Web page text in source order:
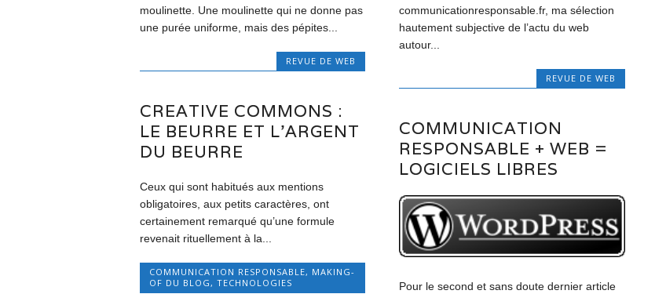
moulinette. Une moulinette qui ne donne pas
une purée uniforme, mais des pépites...
REVUE DE WEB
communicationresponsable.fr, ma sélection
hautement subjective de l’actu du web
autour...
REVUE DE WEB
CREATIVE COMMONS :
LE BEURRE ET L’ARGENT
DU BEURRE
Ceux qui sont habitués aux mentions
obligatoires, aux petits caractères, ont
certainement remarqué qu’une formule
revenait rituellement à la...
COMMUNICATION RESPONSABLE, MAKING-
OF DU BLOG , TECHNOLOGIES
COMMUNICATION
RESPONSABLE + WEB =
LOGICIELS LIBRES
Pour le second et sans doute dernier article